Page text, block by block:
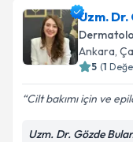
Uzm. Dr.
talebi oluşturun.
için bir takvim
E-posta
Uzm. Dr.
Ankara,
5 (1
Cilt bakımı için ve
Uzm. Dr. Gözde